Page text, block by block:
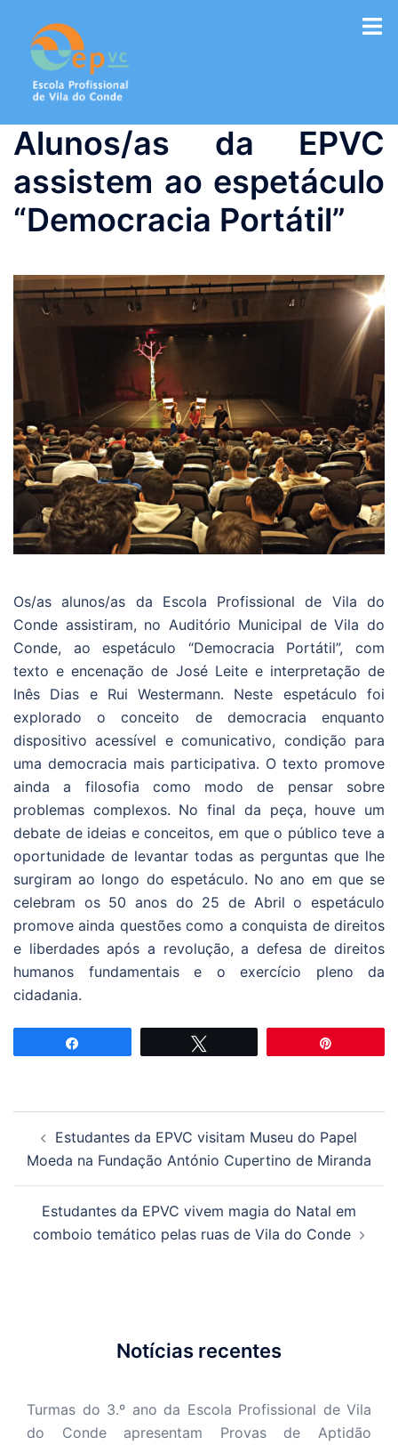
conteúdo
Alunos/as da EPVC
assistem ao espetáculo
“Democracia Portátil”
Os/as alunos/as da Escola Profissional de Vila do
Conde assistiram, no Auditório Municipal de Vila do
Conde, ao espetáculo “Democracia Portátil”, com
texto e encenação de José Leite e interpretação de
Inês Dias e Rui Westermann. Neste espetáculo foi
explorado o conceito de democracia enquanto
dispositivo acessível e comunicativo, condição para
uma democracia mais participativa. O texto promove
ainda a filosofia como modo de pensar sobre
problemas complexos. No final da peça, houve um
debate de ideias e conceitos, em que o público teve a
oportunidade de levantar todas as perguntas que lhe
surgiram ao longo do espetáculo. No ano em que se
celebram os 50 anos do 25 de Abril o espetáculo
promove ainda questões como a conquista de direitos
e liberdades após a revolução, a defesa de direitos
humanos fundamentais e o exercício pleno da
cidadania.
artigos
Estudantes da EPVC visitam Museu do Papel
Moeda na Fundação António Cupertino de Miranda
Estudantes da EPVC vivem magia do Natal em
comboio temático pelas ruas de Vila do Conde
Notícias recentes
Turmas do 3.º ano da Escola Profissional de Vila
do Conde apresentam Provas de Aptidão